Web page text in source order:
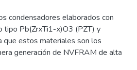
condensadores elaborados con
tipo Pb(ZrxTi1-x)O3 (PZT) y
que estos materiales son los
generación de NVFRAM de alta